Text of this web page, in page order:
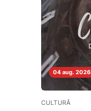
04 aug. 2026
CULTURĂ